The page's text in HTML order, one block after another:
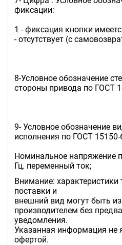
фиксации:
1 - фиксация кнопки
- отсутствует (с
8-Условное обозначение
стороны привода по ГОСТ
9- Условное обозначение
исполнения по ГОCТ
Номинальное напряжение
Гц. переменный ток;
Внимание: характеристики
поставки и
внешний вид могут быть
производителем без
уведомления.
Указанная информация не
офертой.